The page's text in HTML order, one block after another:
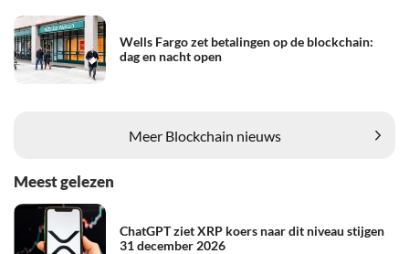
Wells Fargo zet betalingen op de blockchain:
dag en nacht open
Meer Blockchain nieuws
Meest gelezen
ChatGPT ziet XRP koers naar dit niveau stijgen
31 december 2026